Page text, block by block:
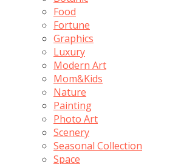
Food
Fortune
Graphics
Luxury
Modern Art
Mom&Kids
Nature
Painting
Photo Art
Scenery
Seasonal Collection
Space